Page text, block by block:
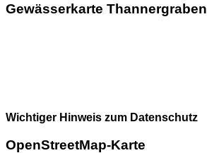
Gewässerkarte Thannergraben
Wichtiger Hinweis zum Datenschutz
OpenStreetMap-Karte